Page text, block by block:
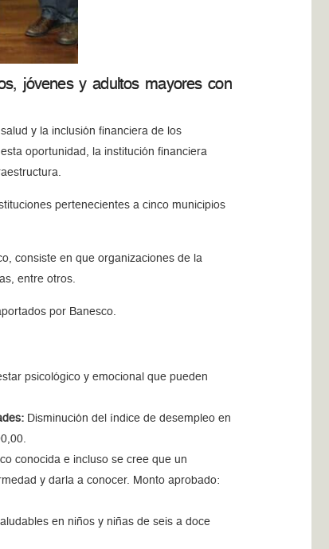
jóvenes y adultos mayores con
y la inclusión financiera de los
oportunidad, la institución financiera
pertenecientes a cinco municipios
consiste en que organizaciones de la
entre otros.
por Banesco.
psicológico y emocional que pueden
Disminución del índice de desempleo en
conocida e incluso se cree que un
y darla a conocer. Monto aprobado:
en niños y niñas de seis a doce